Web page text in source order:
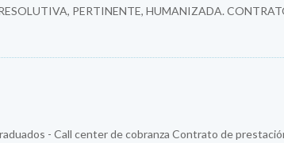
PERTINENTE, HUMANIZADA.
- Call center de cobranza Contrato de